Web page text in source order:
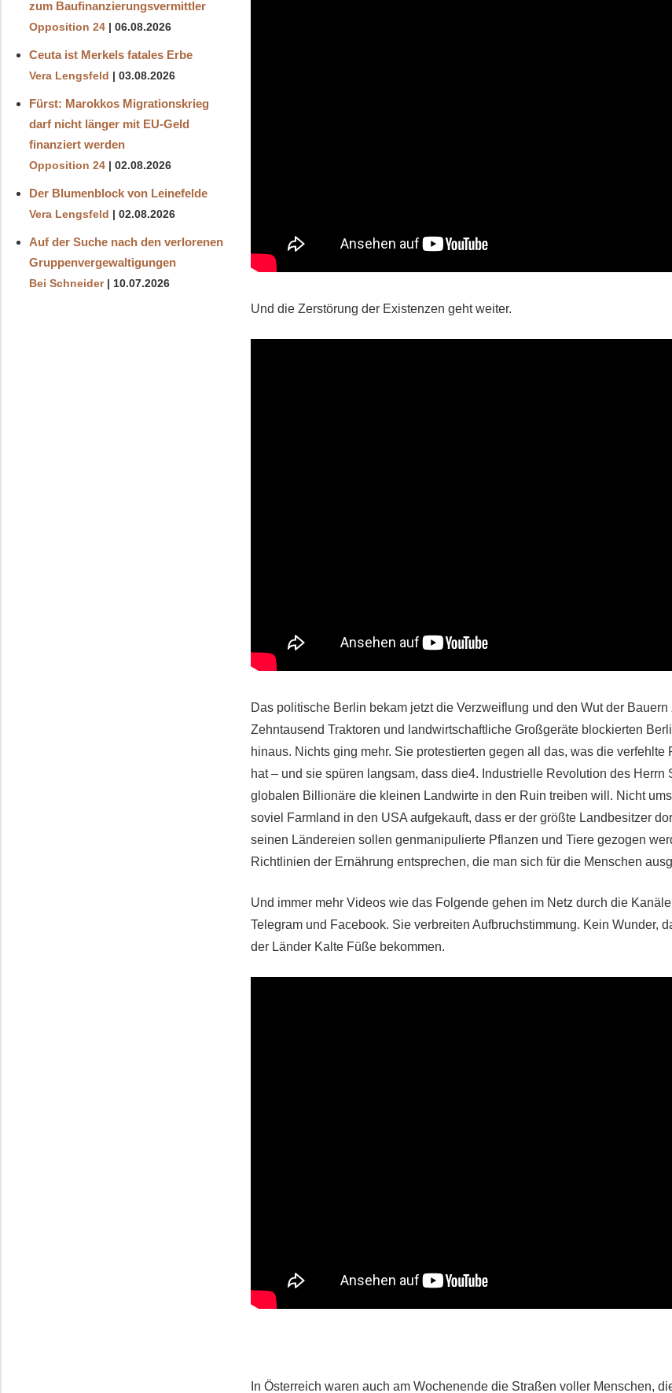
Und die Zerstörung der Existenzen geht weiter.
Das politische Berlin bekam jetzt die Verzweiflung und den Wut der
Zehntausend Traktoren und landwirtschaftliche Großgeräte blockierten
hinaus. Nichts ging mehr. Sie protestierten gegen all das, was die verfehlte
hat – und sie spüren langsam, dass die4. Industrielle Revolution des Herrn
globalen Billionäre die kleinen Landwirte in den Ruin treiben will. Nicht
soviel Farmland in den USA aufgekauft, dass er der größte Landbesitzer
seinen Ländereien sollen genmanipulierte Pflanzen und Tiere gezogen
Richtlinien der Ernährung entsprechen, die man sich für die Menschen
Und immer mehr Videos wie das Folgende gehen im Netz durch die
Telegram und Facebook. Sie verbreiten Aufbruchstimmung. Kein Wunder,
der Länder Kalte Füße bekommen.
In Österreich waren auch am Wochenende die Straßen voller Menschen,
zum Baufinanzierungsvermittler
Opposition 24 06.08.2026
Ceuta ist Merkels fatales Erbe
Vera Lengsfeld 03.08.2026
Fürst: Marokkos Migrationskrieg
darf nicht länger mit EU-Geld
finanziert werden
Opposition 24 02.08.2026
Der Blumenblock von Leinefelde
Vera Lengsfeld 02.08.2026
Auf der Suche nach den verlorenen
Gruppenvergewaltigungen
Bei Schneider 10.07.2026